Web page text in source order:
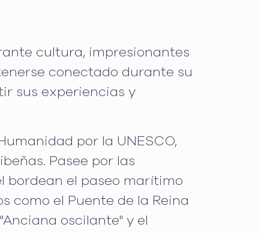
cultura, impresionantes
conectado durante su
sus experiencias y
por la UNESCO,
Pasee por las
bordean el paseo marítimo
como el Puente de la Reina
oscilante" y el